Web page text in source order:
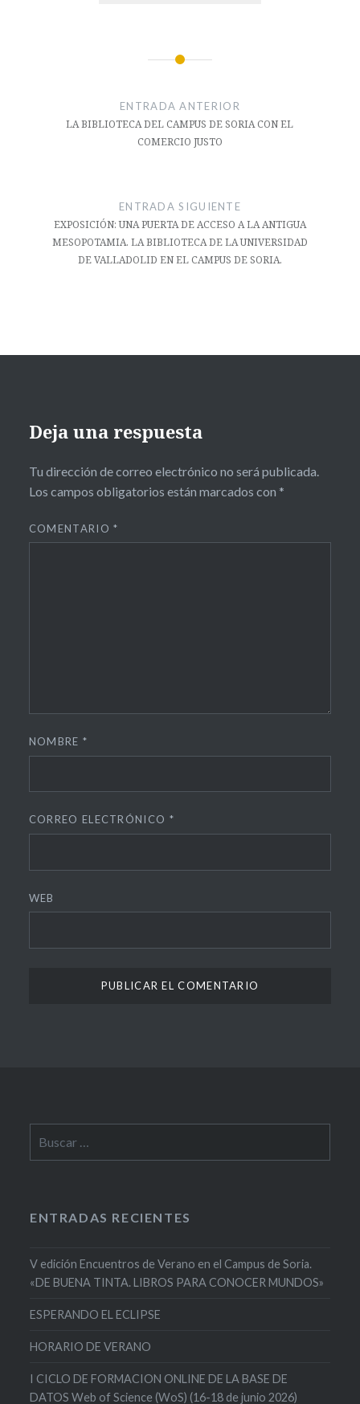
entradas
ENTRADA ANTERIOR
LA BIBLIOTECA DEL CAMPUS DE SORIA CON EL
COMERCIO JUSTO
ENTRADA SIGUIENTE
EXPOSICIÓN: UNA PUERTA DE ACCESO A LA ANTIGUA
MESOPOTAMIA. LA BIBLIOTECA DE LA UNIVERSIDAD
DE VALLADOLID EN EL CAMPUS DE SORIA.
Deja una respuesta
Tu dirección de correo electrónico no será publicada.
Los campos obligatorios están marcados con *
COMENTARIO*
NOMBRE *
CORREO ELECTRÓNICO *
WEB
ENTRADAS RECIENTES
V edición Encuentros de Verano en el Campus de Soria.
«DE BUENA TINTA. LIBROS PARA CONOCER MUNDOS»
ESPERANDO EL ECLIPSE
HORARIO DE VERANO
I CICLO DE FORMACION ONLINE DE LA BASE DE
DATOS Web of Science (WoS) (16-18 de junio 2026)